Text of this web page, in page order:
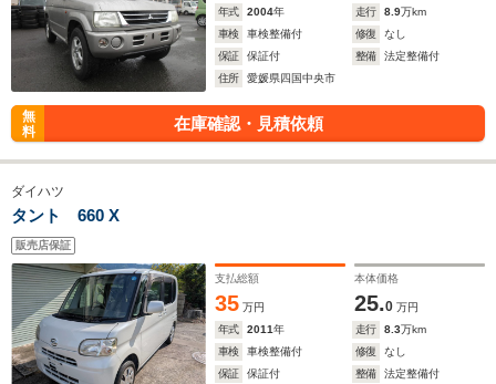
年式
2004年 走行 8.9万km
車検
車検整備付 修復
なし
保証
保証付 整備
法定整備付
住所
愛媛県四国中央市
無
料
在庫確認・見積依頼
ダイハツ
タント 660 X
販売店保証
支払総額
35 万円
本体価格
25.0 万円
年式
2011年 走行 8.3万km
車検
車検整備付 修復
なし
保証
保証付 整備
法定整備付